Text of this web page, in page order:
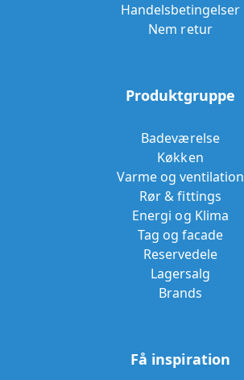
Handelsbetingelser
Nem retur
Produktgruppe
Badeværelse
Køkken
Varme og ventilation
Rør & fittings
Energi og Klima
Tag og facade
Reservedele
Lagersalg
Brands
Få inspiration